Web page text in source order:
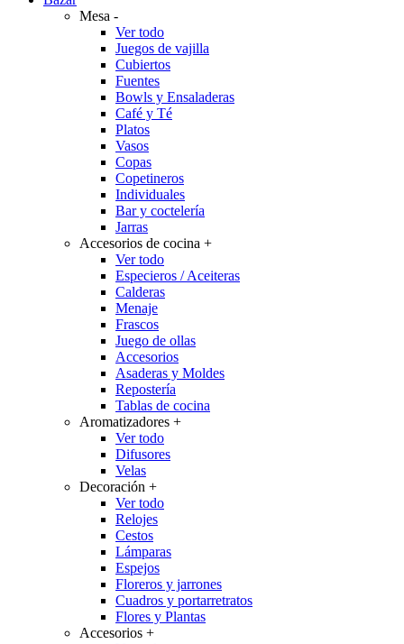
Mesa -
Ver todo
Juegos de vajilla
Cubiertos
Fuentes
Bowls y Ensaladeras
Café y Té
Platos
Vasos
Copas
Copetineros
Individuales
Bar y coctelería
Jarras
Accesorios de cocina +
Ver todo
Especieros / Aceiteras
Calderas
Menaje
Frascos
Juego de ollas
Accesorios
Asaderas y Moldes
Repostería
Tablas de cocina
Aromatizadores +
Ver todo
Difusores
Velas
Decoración +
Ver todo
Relojes
Cestos
Lámparas
Espejos
Floreros y jarrones
Cuadros y portarretratos
Flores y Plantas
Accesorios +